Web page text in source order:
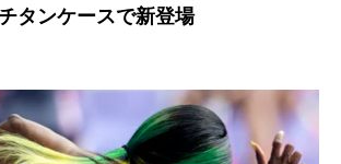
タンケースで新登場
年のパリオリンピックにおける現時
イト（あと、時計について）